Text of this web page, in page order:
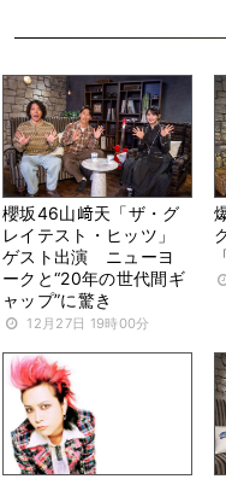
櫻坂46山﨑天「ザ・グ
レイテスト・ヒッツ」
ゲスト出演 ニューヨ
ークと“20年の世代間ギ
ャップ”に驚き
12月27日 19時00分